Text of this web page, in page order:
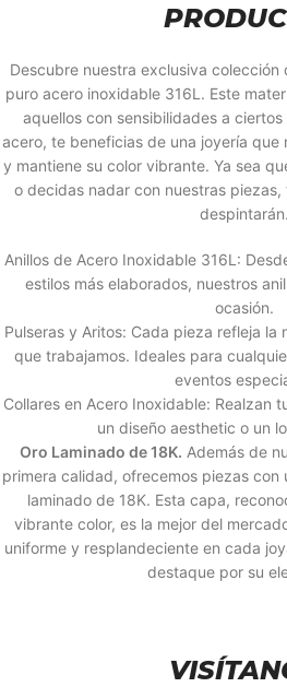
Descubre nuestra exclusiva colección
puro acero inoxidable 316L. Este
aquellos con sensibilidades a
acero, te beneficias de una joyería que
y mantiene su color vibrante. Ya sea
o decidas nadar con nuestras
despintarán.
Anillos de Acero Inoxidable 316L:
estilos más elaborados, nuestros
ocasión.
Pulseras y Aritos: Cada pieza refleja la
que trabajamos. Ideales para
eventos
Collares en Acero Inoxidable: Realzan
un diseño aesthetic o un
Oro Laminado de 18K. Además de
primera calidad, ofrecemos piezas
laminado de 18K. Esta capa,
vibrante color, es la mejor del
uniforme y resplandeciente en cada
destaque por su